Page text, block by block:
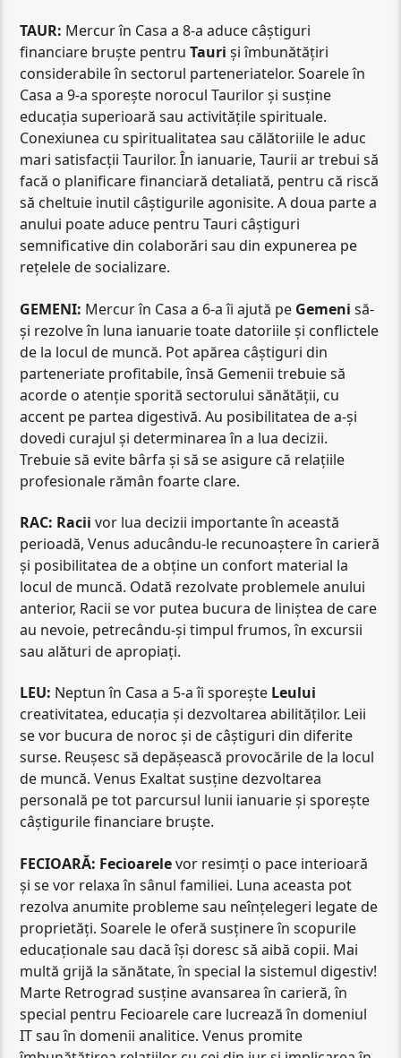
TAUR: Mercur în Casa a 8-a aduce câștiguri
financiare bruște pentruTauriși îmbunătățiri
considerabile în sectorul parteneriatelor. Soarele în
Casa a 9-a sporește norocul Taurilor și susține
educația superioară sau activitățile spirituale.
Conexiunea cu spiritualitatea sau călătoriile le aduc
mari satisfacții Taurilor. În ianuarie, Taurii ar trebui să
facă o planificare financiară detaliată, pentru că riscă
să cheltuie inutil câștigurile agonisite. A doua parte a
anului poate aduce pentru Tauri câștiguri
semnificative din colaborări sau din expunerea pe
rețelele de socializare.
GEMENI: Mercur în Casa a 6-a îi ajută pe Gemenisă-
și rezolve în luna ianuarie toate datoriile și conflictele
de la locul de muncă. Pot apărea câștiguri din
parteneriate profitabile, însă Gemenii trebuie să
acorde o atenție sporită sectorului sănătății, cu
accent pe partea digestivă. Au posibilitatea de a-și
dovedi curajul și determinarea în a lua decizii.
Trebuie să evite bârfa și să se asigure că relațiile
profesionale rămân foarte clare.
RAC: Raciivor lua decizii importante în această
perioadă, Venus aducându-le recunoaștere în carieră
și posibilitatea de a obține un confort material la
locul de muncă. Odată rezolvate problemele anului
anterior, Racii se vor putea bucura de liniștea de care
au nevoie, petrecându-și timpul frumos, în excursii
sau alături de apropiați.
LEU: Neptun în Casa a 5-a îi sporește Leului
creativitatea, educația și dezvoltarea abilităților. Leii
se vor bucura de noroc și de câștiguri din diferite
surse. Reușesc să depășească provocările de la locul
de muncă. Venus Exaltat susține dezvoltarea
personală pe tot parcursul lunii ianuarie și sporește
câștigurile financiare bruște.
FECIOARĂ: Fecioarelevor resimți o pace interioară
și se vor relaxa în sânul familiei. Luna aceasta pot
rezolva anumite probleme sau neînțelegeri legate de
proprietăți. Soarele le oferă susținere în scopurile
educaționale sau dacă își doresc să aibă copii. Mai
multă grijă la sănătate, în special la sistemul digestiv!
Marte Retrograd susține avansarea în carieră, în
special pentru Fecioarele care lucrează în domeniul
IT sau în domenii analitice. Venus promite